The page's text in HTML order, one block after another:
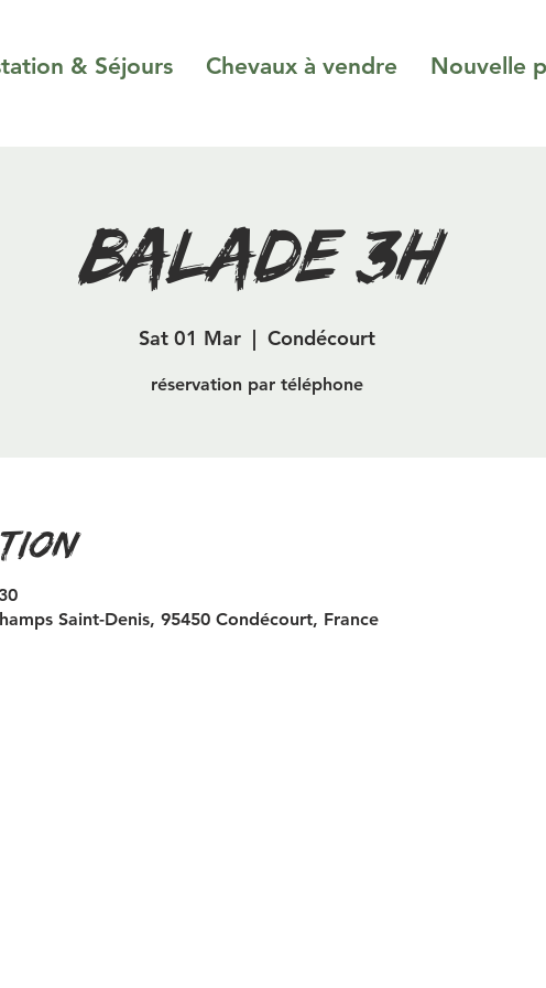
& Séjours Chevaux à vendre Nouvelle
Balade 3h
Sat 01 Mar
  |
Condécourt
réservation par téléphone
Saint-Denis, 95450 Condécourt, France